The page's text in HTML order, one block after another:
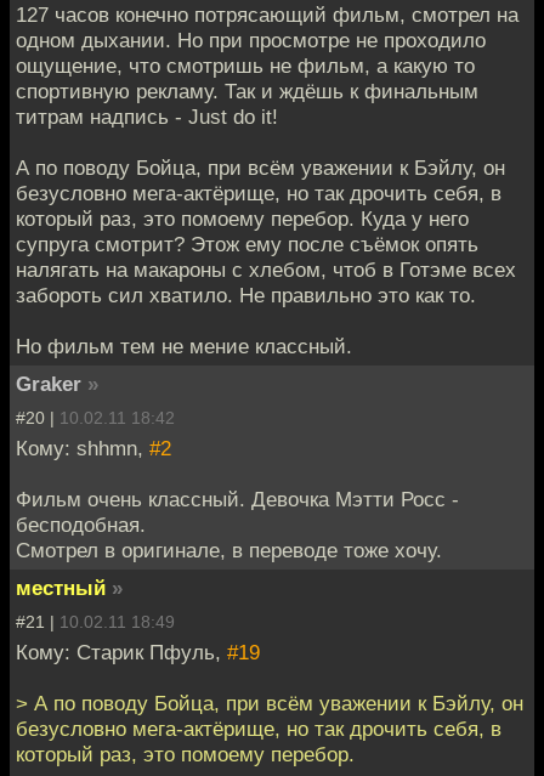
127 часов конечно потрясающий фильм, смотрел на
одном дыхании. Но при просмотре не проходило
ощущение, что смотришь не фильм, а какую то
спортивную рекламу. Так и ждёшь к финальным
титрам надпись - Just do it!
А по поводу Бойца, при всём уважении к Бэйлу, он
безусловно мега-актёрище, но так дрочить себя, в
который раз, это помоему перебор. Куда у него
супруга смотрит? Этож ему после съёмок опять
налягать на макароны с хлебом, чтоб в Готэме всех
забороть сил хватило. Не правильно это как то.
Но фильм тем не мение классный.
Graker »
#20 | 10.02.11 18:42
Кому: shhmn, #2
Фильм очень классный. Девочка Мэтти Росс -
бесподобная.
Смотрел в оригинале, в переводе тоже хочу.
местный »
#21 | 10.02.11 18:49
Кому: Старик Пфуль, #19
> А по поводу Бойца, при всём уважении к Бэйлу, он
безусловно мега-актёрище, но так дрочить себя, в
который раз, это помоему перебор.